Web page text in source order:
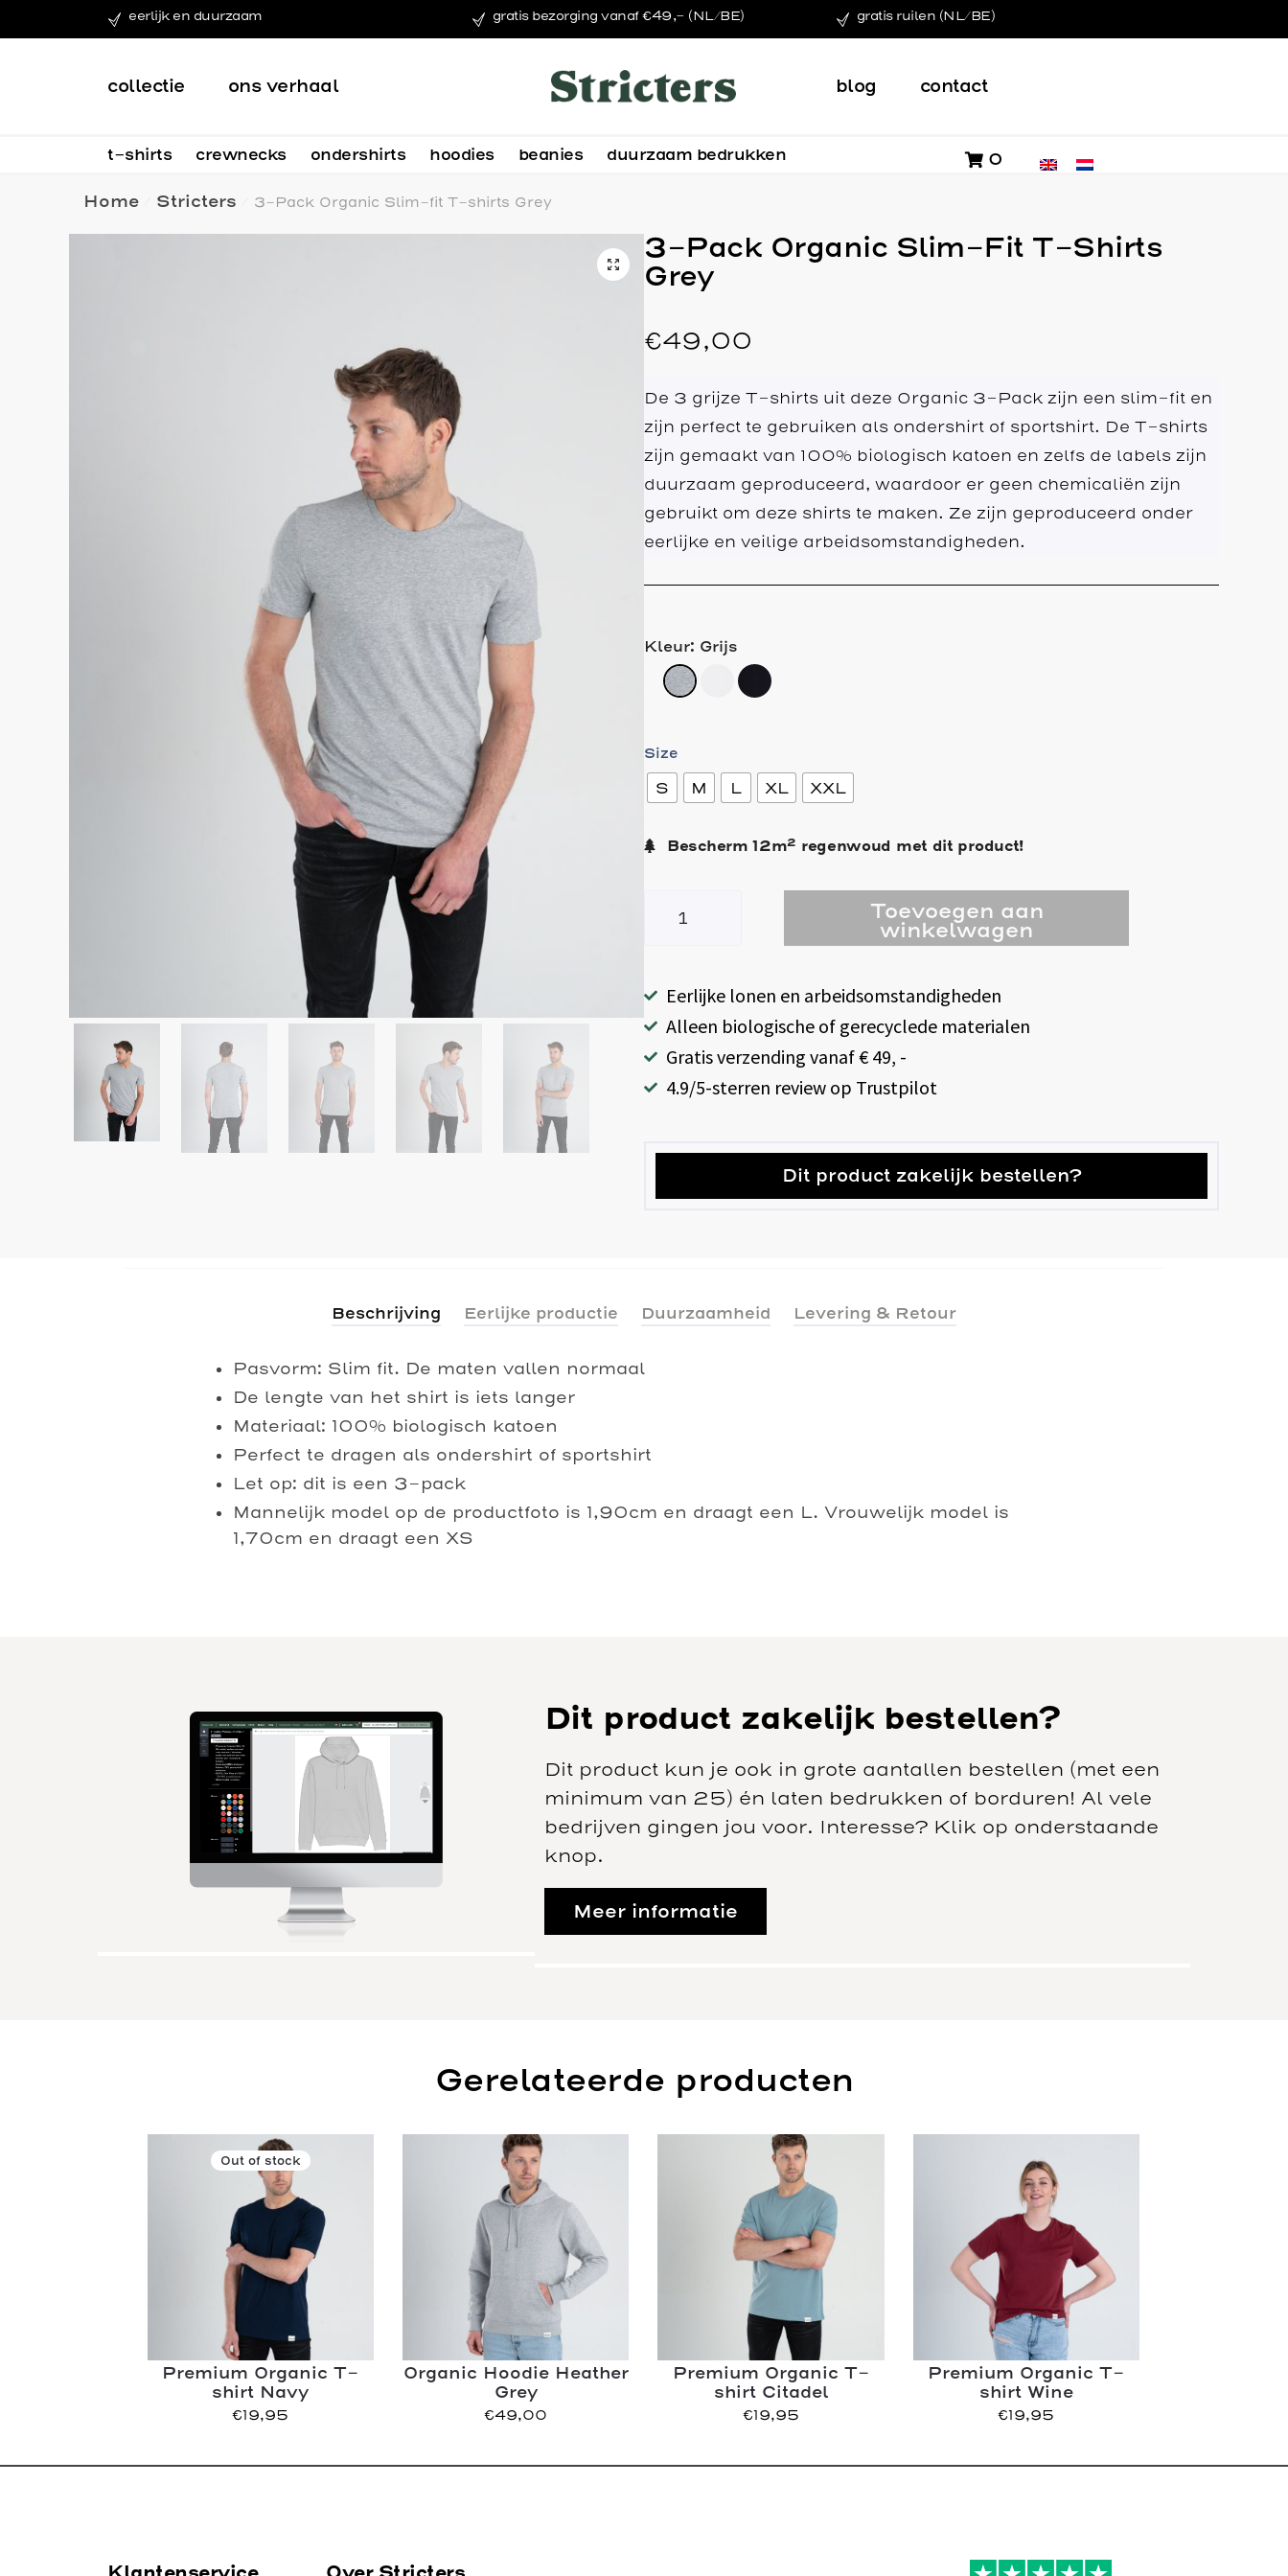
eerlijk en duurzaam gratis bezorging vanaf €49,- (NL/BE) gratis ruilen (NL/BE)
collectie ons verhaal blog contact
t-shirts crewnecks ondershirts hoodies beanies duurzaam bedrukken
0
Home
Stricters 3-Pack Organic Slim-fit T-shirts Grey
3-Pack Organic Slim-Fit T-Shirts
Grey
€49,00
De 3 grijze T-shirts uit deze Organic 3-Pack zijn een slim-fit en
zijn perfect te gebruiken als ondershirt of sportshirt. De T-shirts
zijn gemaakt van 100% biologisch katoen en zelfs de labels zijn
duurzaam geproduceerd, waardoor er geen chemicaliën zijn
gebruikt om deze shirts te maken. Ze zijn geproduceerd onder
eerlijke en veilige arbeidsomstandigheden.
Kleur: Grijs
Size
S M L XL XXL
Bescherm12m2 regenwoud met dit product!
Toevoegen aan
winkelwagen
Eerlijke lonen en arbeidsomstandigheden
Alleen biologische of gerecyclede materialen
Gratis verzending vanaf € 49, -
4.9/5-sterren review op Trustpilot
Dit product zakelijk bestellen?
Beschrijving Eerlijke productie Duurzaamheid Levering & Retour
Pasvorm: Slim fit. De maten vallen normaal
De lengte van het shirt is iets langer
Materiaal: 100% biologisch katoen
Perfect te dragen als ondershirt of sportshirt
Let op: dit is een 3-pack
Mannelijk model op de productfoto is 1,90cm en draagt een L. Vrouwelijk model is
1,70cm en draagt een XS
Dit product zakelijk bestellen?
Dit product kun je ook in grote aantallen bestellen (met een
minimum van 25) én laten bedrukken of borduren! Al vele
bedrijven gingen jou voor. Interesse? Klik op onderstaande
knop.
Meer informatie
Gerelateerde producten
Out of stock
Premium Organic T-
shirt Navy
€19,95
Organic Hoodie Heather
Grey
€49,00
Premium Organic T-
shirt Citadel
€19,95
Premium Organic T-
shirt Wine
€19,95